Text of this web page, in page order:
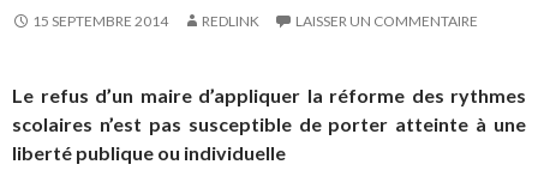
15 SEPTEMBRE 2014 REDLINK LAISSER UN COMMENTAIRE
Le refus d’un maire d’appliquer la réforme des rythmes
scolaires n’est pas susceptible de porter atteinte à une
liberté publique ou individuelle